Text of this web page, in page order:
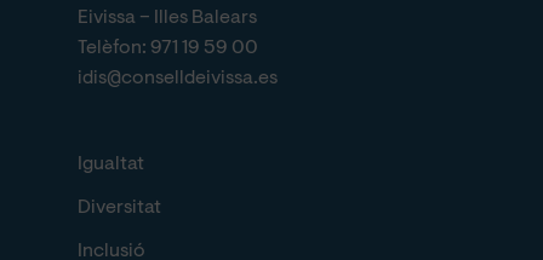
Eivissa – Illes Balears
Telèfon: 971 19 59 00
idis@conselldeivissa.es
Igualtat
Diversitat
Inclusió